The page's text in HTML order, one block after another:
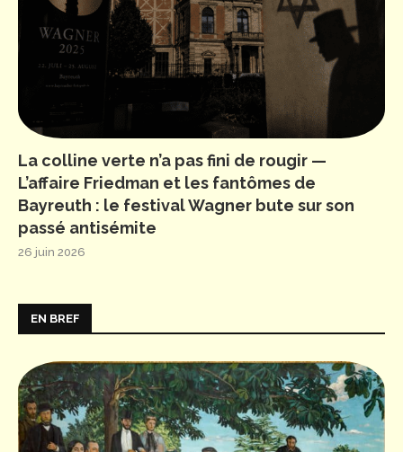
La colline verte n’a pas fini de rougir —
L’affaire Friedman et les fantômes de
Bayreuth : le festival Wagner bute sur son
passé antisémite
26 juin 2026
EN BREF